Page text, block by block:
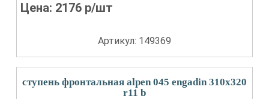
Цена: 2176 р/шт
Артикул: 149369
ступень фронтальная alpen 045 engadin 310x320
r11 b